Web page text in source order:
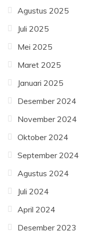
Agustus 2025
Juli 2025
Mei 2025
Maret 2025
Januari 2025
Desember 2024
November 2024
Oktober 2024
September 2024
Agustus 2024
Juli 2024
April 2024
Desember 2023